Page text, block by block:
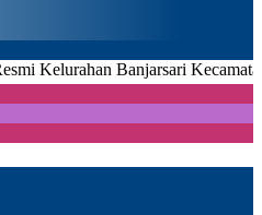
Banjarsari Kecamatan Metro